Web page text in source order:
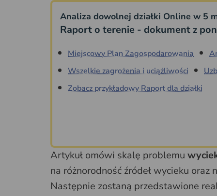
Analiza dowolnej działki Online w 5
Raport o terenie - dokument z
Miejscowy Plan Zagospodarowania
Wszelkie zagrożenia i uciążliwości
Zobacz przykładowy Raport dla działki
Artykuł omówi skalę problemu
na różnorodność źródeł wycieku
Następnie zostaną przedstawione